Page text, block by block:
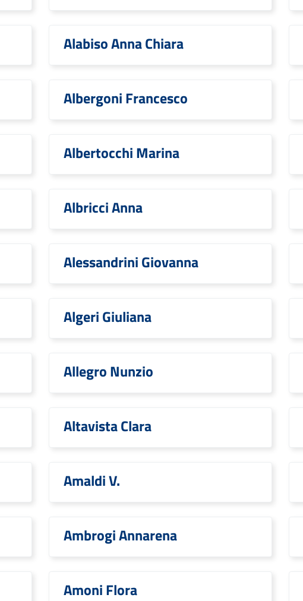
Alabiso Anna Chiara
Albergoni Francesco
Albertocchi Marina
Albricci Anna
Alessandrini Giovanna
Algeri Giuliana
Allegro Nunzio
Altavista Clara
Amaldi V.
Ambrogi Annarena
Amoni Flora